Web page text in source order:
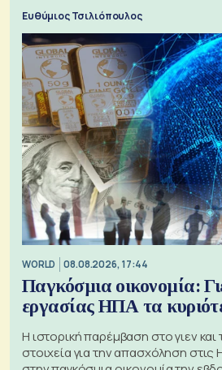
Ευθύμιος Τσιλιόπουλος
WORLD 08.08.2026, 17:44
Παγκόσμια οικονομία:
εργασίας ΗΠΑ τα
Η ιστορική παρέμβαση στο γιεν και
στοιχεία για την απασχόληση